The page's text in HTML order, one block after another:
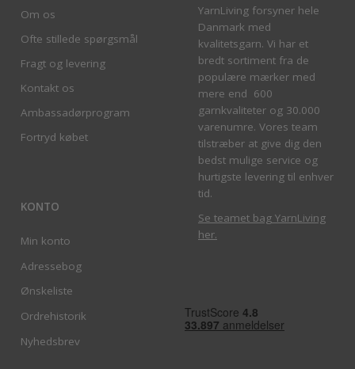
Om os
Ofte stillede spørgsmål
Fragt og levering
Kontakt os
Ambassadørprogram
Fortryd købet
KONTO
Min konto
Adressebog
Ønskeliste
Ordrehistorik
Nyhedsbrev
YarnLiving forsyner hele
Danmark med
kvalitetsgarn. Vi har et
bredt sortiment fra de
populære mærker med
mere end 600
garnkvaliteter og 30.000
varenumre. Vores team
tilstræber at give dig den
bedst mulige service og
hurtigste levering til enhver
tid.
Se teamet bag YarnLiving
her.